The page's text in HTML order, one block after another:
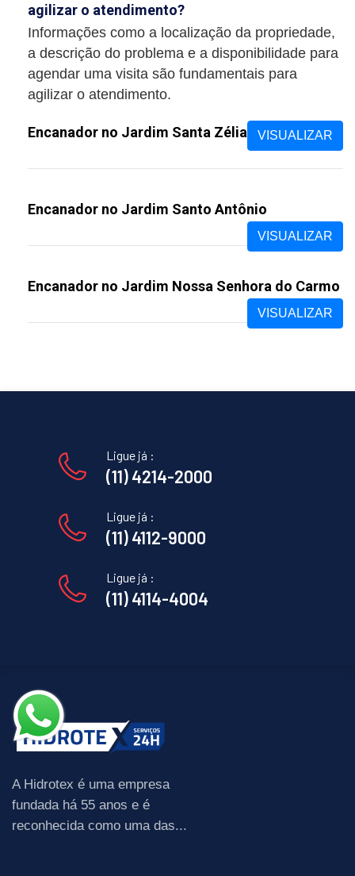
agilizar o atendimento?
Informações como a localização da propriedade,
a descrição do problema e a disponibilidade para
agendar uma visita são fundamentais para
agilizar o atendimento.
Encanador no Jardim Santa Zélia VISUALIZAR
Encanador no Jardim Santo Antônio
VISUALIZAR
Encanador no Jardim Nossa Senhora do Carmo
VISUALIZAR
Ligue já :
(11) 4214-2000
Ligue já :
(11) 4112-9000
Ligue já :
(11) 4114-4004
A Hidrotex é uma empresa
fundada há 55 anos e é
reconhecida como uma das...